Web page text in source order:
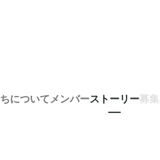
について メンバーストーリー募集